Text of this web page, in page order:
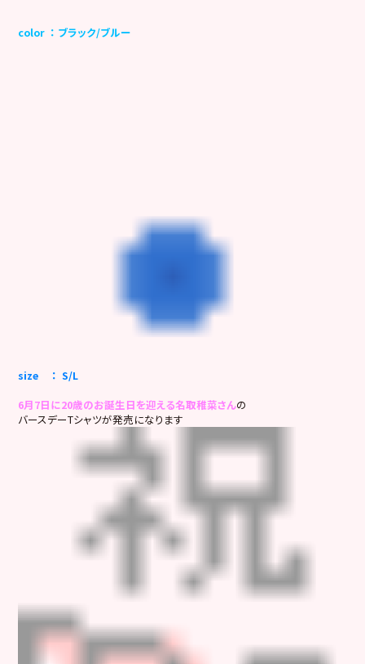
color ： ブラック/ブルー
size ： S/L
6月7日に20歳のお誕生日を迎える名取稚菜さんの
バースデーTシャツが発売になります